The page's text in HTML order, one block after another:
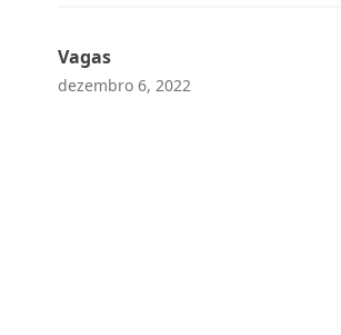
Vagas
dezembro 6, 2022